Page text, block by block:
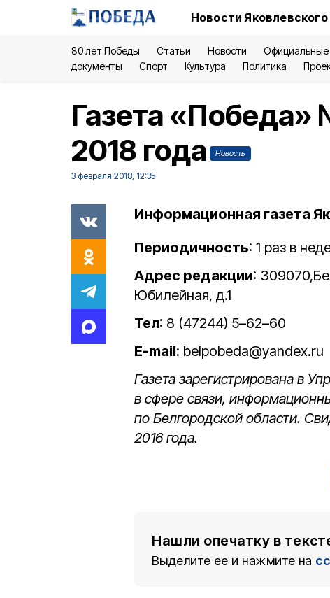
Новости
80 лет Победы Статьи Новости
Официальные
документы
Спорт Культура Политика
Газета
2018 года
Новость
3 февраля 2018, 12:35
Информационная газета
Периодичность: 1 раз в
Адрес редакции:
Юбилейная, д.1
Тел: 8 (47244) 5–62–60
E-mail: belpobeda@yandex.ru
Газета зарегистрирована в
в сфере связи,
по Белгородской области.
2016 года.
Нашли опечатку в
Выделите ее и нажмите на